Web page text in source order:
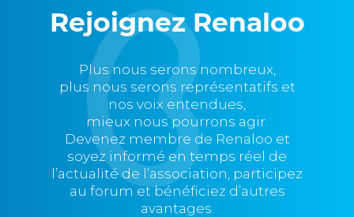
Rejoignez Renaloo
Plus nous serons nombreux,
plus nous serons représentatifs et
nos voix entendues,
mieux nous pourrons agir.
Devenez membre de Renaloo et
soyez informé en temps réel de
l’actualité de l’association, participez
au forum et bénéficiez d’autres
avantages.